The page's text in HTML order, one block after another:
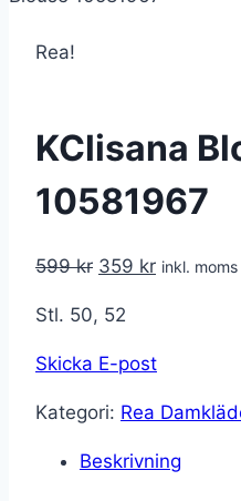
Rea!
KClisana
10581967
599kr Det
priset
var:
359 krDet
är:
inkl. moms
Stl. 50, 52
Skicka E-post
Kategori: Rea
Beskrivning